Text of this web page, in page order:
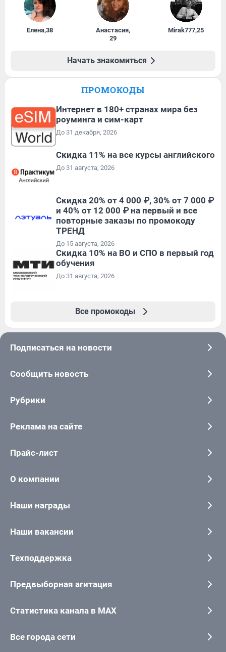
Елена,38 Анастасия,
29
Mirak777,25
Начать знакомиться
ПРОМОКОДЫ
Интернет в 180+ странах мира без
роуминга и сим-карт
До 31 декабря, 2026
Скидка 11% на все курсы английского
До 31 августа, 2026
Скидка 20% от 4 000 ₽, 30% от 7 000 ₽
и 40% от 12 000 ₽ на первый и все
повторные заказы по промокоду
ТРЕНД
До 15 августа, 2026
Скидка 10% на ВО и СПО в первый год
обучения
До 31 августа, 2026
Все промокоды
Подписаться на новости
Сообщить новость
Рубрики
Реклама на сайте
Прайс-лист
О компании
Наши награды
Наши вакансии
Техподдержка
Предвыборная агитация
Статистика канала в MAX
Все города сети